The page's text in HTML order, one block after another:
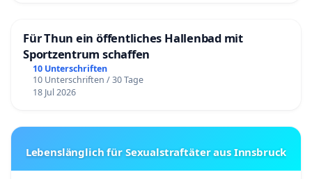
Für Thun ein öffentliches Hallenbad mit
Sportzentrum schaffen
10 Unterschriften
10 Unterschriften / 30 Tage
18 Jul 2026
Lebenslänglich für Sexualstraftäter aus Innsbruck